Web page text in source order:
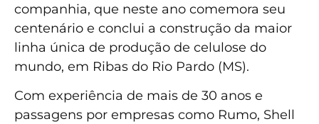
companhia, que neste ano comemora seu
centenário e conclui a construção da maior
linha única de produção de celulose do
mundo, em Ribas do Rio Pardo (MS).
Com experiência de mais de 30 anos e
passagens por empresas como Rumo, Shell